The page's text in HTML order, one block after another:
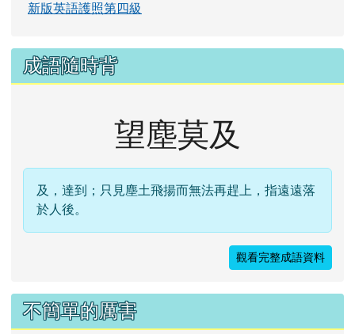
新版英語護照第四級
成語隨時背
望塵莫及
及，達到；只見塵土飛揚而無法再趕上，指遠遠落
於人後。
觀看完整成語資料
不簡單的厲害